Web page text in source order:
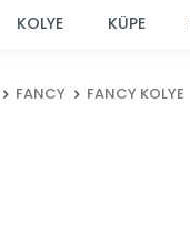
KOLYE KÜPE
FANCY FANCY KOLYE